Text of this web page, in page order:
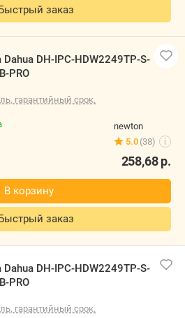
fastshop
3.0(12) i
265,94 р.
HDW2249TP-S-LED-0280B-